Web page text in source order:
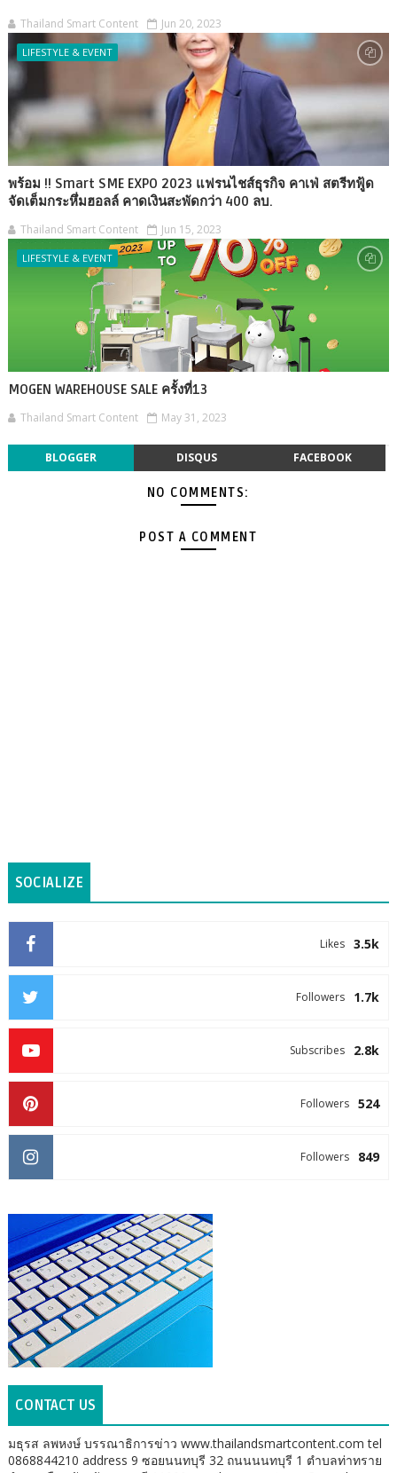
Thailand Smart Content Jun 20, 2023
LIFESTYLE & EVENT
พร้อม !! Smart SME EXPO 2023 แฟรนไชส์ธุรกิจ คาเฟ่ สตรีทฟู้ด
จัดเต็มกระหึ่มฮอลล์ คาดเงินสะพัดกว่า 400 ลบ.
Thailand Smart Content Jun 15, 2023
LIFESTYLE & EVENT
MOGEN WAREHOUSE SALE ครั้งที่13
Thailand Smart Content May 31, 2023
BLOGGER DISQUS FACEBOOK
NO COMMENTS:
POST A COMMENT
SOCIALIZE
3.5k
Likes
1.7k
Followers
2.8k
Subscribes
524
Followers
849
Followers
CONTACT US
มธุรส ลพหงษ์ บรรณาธิการข่าว www.thailandsmartcontent.com tel
0868844210 address 9 ซอยนนทบุรี 32 ถนนนนทบุรี 1 ตำบลท่าทราย